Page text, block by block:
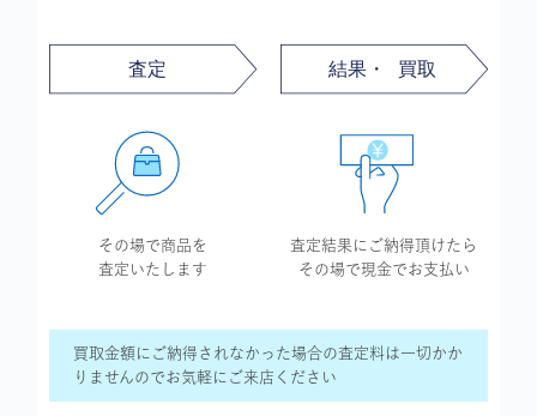
その場で商品を
査定いたします
査定結果に ご納得頂けたら
その場で現金で お支払い
買取金額にご納得されなかった場合の査定料は一切かか
りませんのでお気軽にご来店ください